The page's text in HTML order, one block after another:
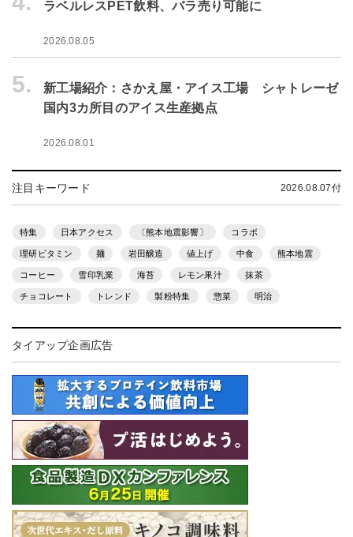
ラベルレスPET飲料、バラ売り可能に
2026.08.05
5.
新工場紹介：さかえ屋・アイス工場 シャトレーゼ
国内3カ所目のアイス生産拠点
2026.08.01
注目キーワード 2026.08.07付
特集 日本アクセス 〔熊本地震影響〕 コラボ
理研ビタミン 麺 岩田醸造 値上げ 中食 熊本地震
コーヒー 雪印乳業 海苔 レモン果汁 抹茶
チョコレート トレンド 製粉特集 惣菜 明治
タイアップ企画広告